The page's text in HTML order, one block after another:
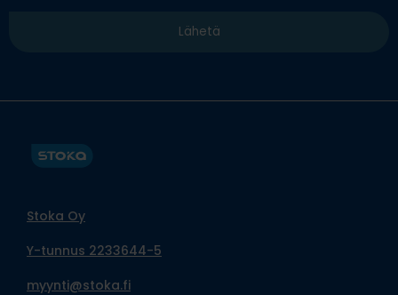
Stoka Oy
Y-tunnus 2233644-5
myynti@stoka.fi